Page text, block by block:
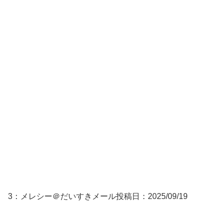
3： メレシー＠だいすきメール投稿日：2025/09/19